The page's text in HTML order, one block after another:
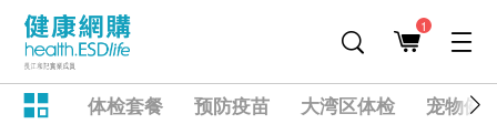
1
体检套餐 预防疫苗 大湾区体检 宠物健